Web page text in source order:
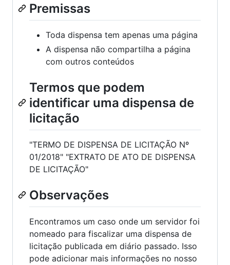
Premissas
Toda dispensa tem apenas uma página
A dispensa não compartilha a página
com outros conteúdos
Termos que podem
identificar uma dispensa de
licitação
"TERMO DE DISPENSA DE LICITAÇÃO Nº
01/2018" "EXTRATO DE ATO DE DISPENSA
DE LICITAÇÃO"
Observações
Encontramos um caso onde um servidor foi
nomeado para fiscalizar uma dispensa de
licitação publicada em diário passado. Isso
pode adicionar mais informações no nosso